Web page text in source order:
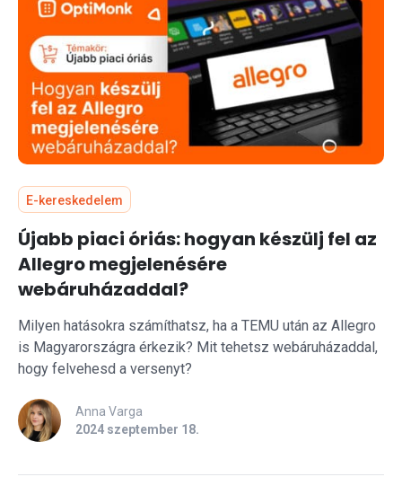
E-kereskedelem
Újabb piaci óriás: hogyan készülj fel az
Allegro megjelenésére
webáruházaddal?
Milyen hatásokra számíthatsz, ha a TEMU után az Allegro
is Magyarországra érkezik? Mit tehetsz webáruházaddal,
hogy felvehesd a versenyt?
Anna Varga
2024 szeptember 18.